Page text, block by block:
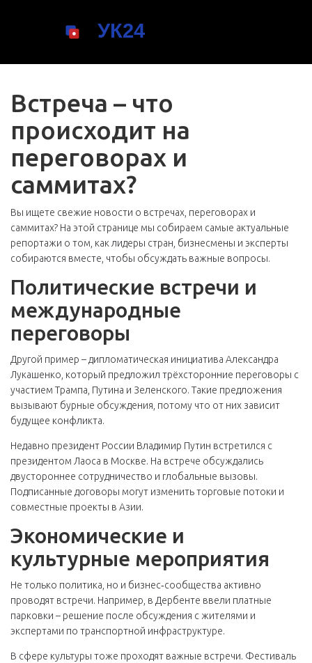
Встреча – что
происходит на
переговорах и
саммитах?
Вы ищете свежие новости о встречах, переговорах и
саммитах? На этой странице мы собираем самые актуальные
репортажи о том, как лидеры стран, бизнесмены и эксперты
собираются вместе, чтобы обсуждать важные вопросы.
Политические встречи и
международные
переговоры
Другой пример – дипломатическая инициатива Александра
Лукашенко, который предложил трёхсторонние переговоры с
участием Трампа, Путина и Зеленского. Такие предложения
вызывают бурные обсуждения, потому что от них зависит
будущее конфликта.
Недавно президент России Владимир Путин встретился с
президентом Лаоса в Москве. На встрече обсуждались
двустороннее сотрудничество и глобальные вызовы.
Подписанные договоры могут изменить торговые потоки и
совместные проекты в Азии.
Экономические и
культурные мероприятия
Не только политика, но и бизнес‑сообщества активно
проводят встречи. Например, в Дербенте ввели платные
парковки – решение после обсуждения с жителями и
экспертами по транспортной инфраструктуре.
В сфере культуры тоже проходят важные встречи. Фестиваль